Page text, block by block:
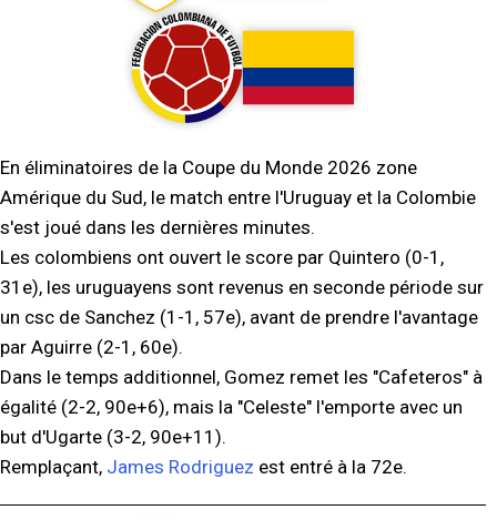
En éliminatoires de la Coupe du Monde 2026 zone
Amérique du Sud, le match entre l'Uruguay et la Colombie
s'est joué dans les dernières minutes.
Les colombiens ont ouvert le score par Quintero (0-1,
31e), les uruguayens sont revenus en seconde période sur
un csc de Sanchez (1-1, 57e), avant de prendre l'avantage
par Aguirre (2-1, 60e).
Dans le temps additionnel, Gomez remet les "Cafeteros" à
égalité (2-2, 90e+6), mais la "Celeste" l'emporte avec un
but d'Ugarte (3-2, 90e+11).
Remplaçant, James Rodriguez est entré à la 72e.